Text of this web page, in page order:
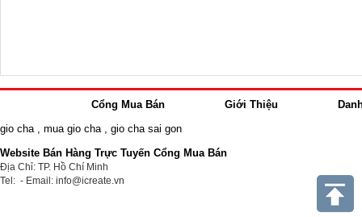
Cổng Mua Bán Giới Thiệu
gio cha
mua gio cha
gio cha sai gon
Website Bán Hàng Trực Tuyến Cổng Mua Bán
Địa Chỉ: TP. Hồ Chí Minh
Tel: - Email: info@icreate.vn